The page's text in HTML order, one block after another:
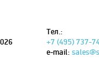
Тел.:
+7 (495) 737-
e-mail: